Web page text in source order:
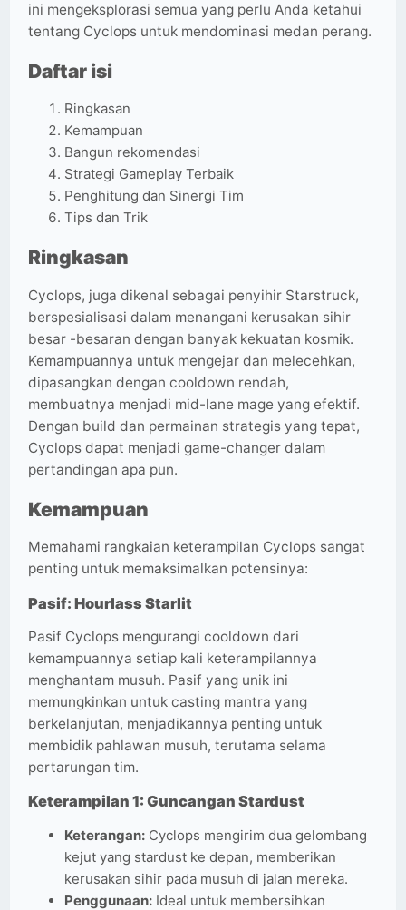
ini mengeksplorasi semua yang perlu Anda ketahui
tentang Cyclops untuk mendominasi medan perang.
Daftar isi
Ringkasan
Kemampuan
Bangun rekomendasi
Strategi Gameplay Terbaik
Penghitung dan Sinergi Tim
Tips dan Trik
Ringkasan
Cyclops, juga dikenal sebagai penyihir Starstruck,
berspesialisasi dalam menangani kerusakan sihir
besar -besaran dengan banyak kekuatan kosmik.
Kemampuannya untuk mengejar dan melecehkan,
dipasangkan dengan cooldown rendah,
membuatnya menjadi mid-lane mage yang efektif.
Dengan build dan permainan strategis yang tepat,
Cyclops dapat menjadi game-changer dalam
pertandingan apa pun.
Kemampuan
Memahami rangkaian keterampilan Cyclops sangat
penting untuk memaksimalkan potensinya:
Pasif: Hourlass Starlit
Pasif Cyclops mengurangi cooldown dari
kemampuannya setiap kali keterampilannya
menghantam musuh. Pasif yang unik ini
memungkinkan untuk casting mantra yang
berkelanjutan, menjadikannya penting untuk
membidik pahlawan musuh, terutama selama
pertarungan tim.
Keterampilan 1: Guncangan Stardust
Keterangan: Cyclops mengirim dua gelombang
kejut yang stardust ke depan, memberikan
kerusakan sihir pada musuh di jalan mereka.
Penggunaan: Ideal untuk membersihkan